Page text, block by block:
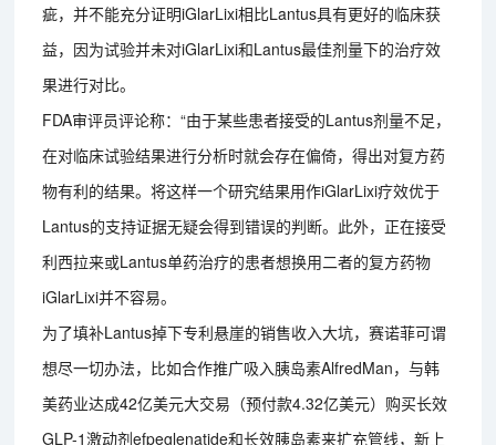
疵，并不能充分证明iGlarLixi相比Lantus具有更好的临床获
益，因为试验并未对iGlarLixi和Lantus最佳剂量下的治疗效
果进行对比。
FDA审评员评论称：“由于某些患者接受的Lantus剂量不足，
在对临床试验结果进行分析时就会存在偏倚，得出对复方药
物有利的结果。将这样一个研究结果用作iGlarLixi疗效优于
Lantus的支持证据无疑会得到错误的判断。此外，正在接受
利西拉来或Lantus单药治疗的患者想换用二者的复方药物
iGlarLixi并不容易。
为了填补Lantus掉下专利悬崖的销售收入大坑，赛诺菲可谓
想尽一切办法，比如合作推广吸入胰岛素AlfredMan，与韩
美药业达成42亿美元大交易（预付款4.32亿美元）购买长效
GLP-1激动剂efpeglenatide和长效胰岛素来扩充管线，新上